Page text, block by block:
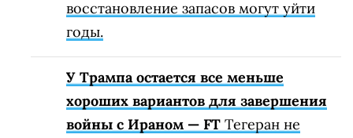
восстановление запасов могут уйти
годы.
У Трампа остается все меньше
хороших вариантов для завершения
войны с Ираном — FT Тегеран не